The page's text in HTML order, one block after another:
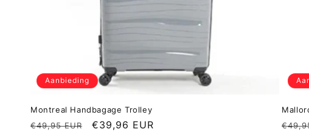
Aanbieding
Montreal Handbagage Trolley
Normale
€49,95 EUR Aanbiedingsprijs
€39,96 EUR